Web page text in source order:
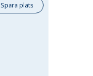
Spara plats